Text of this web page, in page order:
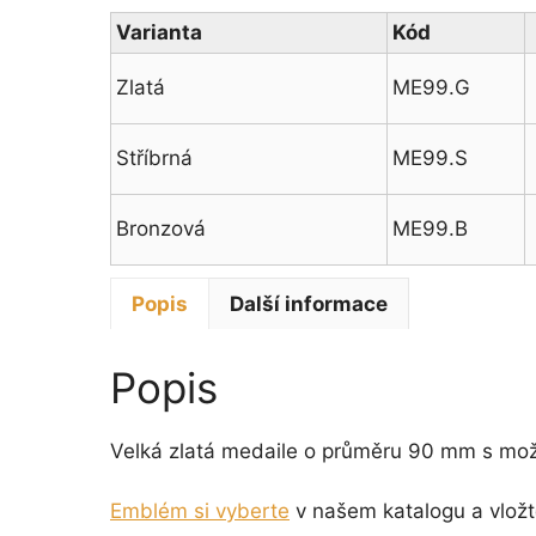
Varianta Kód
Zlatá ME99.G
Stříbrná ME99.S
Bronzová ME99.B
Popis Další informace
Popis
Velká zlatá medaile o průměru 90 mm s
Emblém si vyberte v našem katalogu a